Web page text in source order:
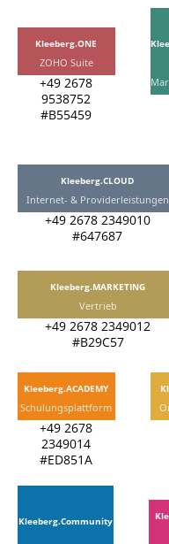
Kleeberg.ONE
ZOHO Suite
+49 2678
9538752
#B55459
Kleeberg.CLOUD
Internet- & Providerleistungen
+49 2678 2349010
#647687
Kleeberg.MARKETING
Vertrieb
+49 2678 2349012
#B29C57
Kleeberg.ACADEMY
Schulungsplattform
+49 2678
2349014
#ED851A
Kleeberg.Community